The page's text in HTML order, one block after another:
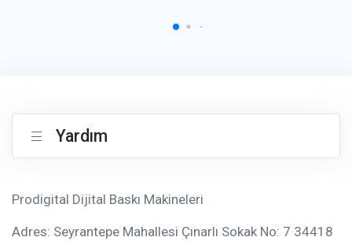
Yardım
Prodigital Dijital Baskı Makineleri
Adres: Seyrantepe Mahallesi Çınarlı Sokak No: 7 34418